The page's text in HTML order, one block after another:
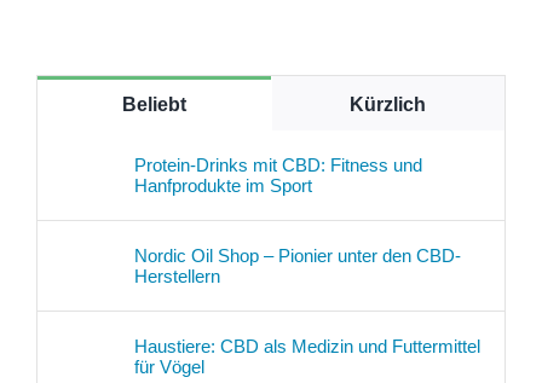
Beliebt Kürzlich
Protein-Drinks mit CBD: Fitness und
Hanfprodukte im Sport
Nordic Oil Shop – Pionier unter den CBD-
Herstellern
Haustiere: CBD als Medizin und Futtermittel
für Vögel